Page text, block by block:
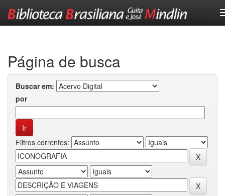
Página de busca
Buscar em:
por
Filtros correntes: